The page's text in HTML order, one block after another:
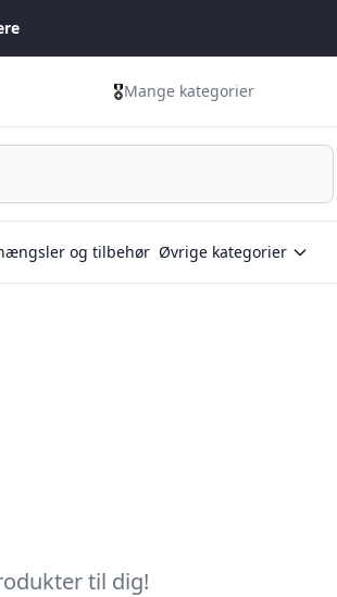
🎖️Mange kategorier
og tilbehør Øvrige kategorier
til dig!